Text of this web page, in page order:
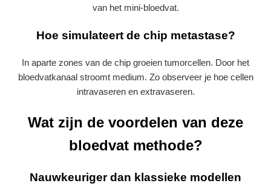
van het mini‑bloedvat.
Hoe simulateert de chip metastase?
In aparte zones van de chip groeien tumorcellen. Door het
bloedvatkanaal stroomt medium. Zo observeer je hoe cellen
intravaseren en extravaseren.
Wat zijn de voordelen van deze
bloedvat methode?
Nauwkeuriger dan klassieke modellen